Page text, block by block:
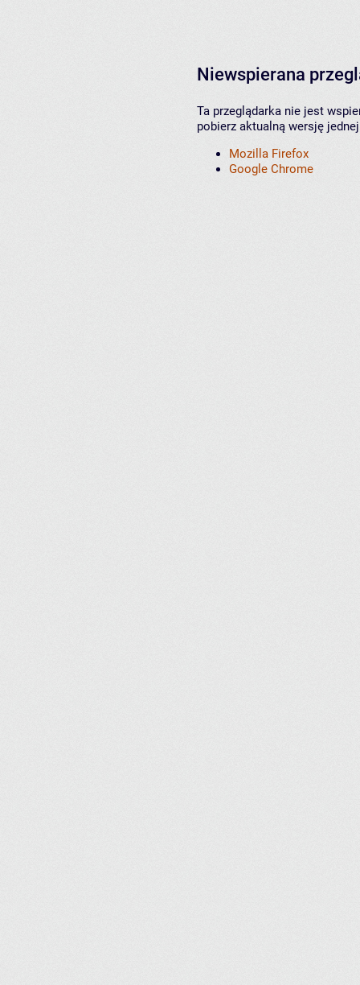
Niewspierana
Ta przeglądarka nie jest
pobierz aktualną wersję
Mozilla Firefox
Google Chrome